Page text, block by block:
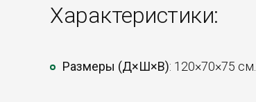
Характеристики:
Размеры (Д×Ш×В): 120×70×75 см.